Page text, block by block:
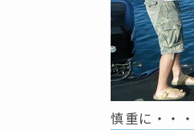
慎重に・・